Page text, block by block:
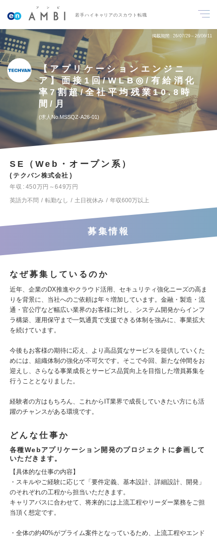
若手ハイキャリアのスカウト転職
掲載期間 26/07/29～26/08/11
【アプリケーションエンジニ
ア】面接1回/WLB◎/有給消化
率7割超/全社平均残業10.8時
間/月
求人No.MSSQZ-A26-01
SE（Web・オープン系）
テクバン株式会社
年収
450万円～649万円
英語力不問
転勤なし 土日祝休み 年収600万以上
募集情報
なぜ募集しているのか
近年、企業のDX推進やクラウド活用、セキュリティ強化ニーズの高ま
りを背景に、当社へのご依頼は年々増加しています。金融・製造・流
通・官公庁など幅広い業界のお客様に対し、システム開発からインフ
ラ構築、運用保守まで一気通貫で支援できる体制を強みに、事業拡大
を続けています。
今後もお客様の期待に応え、より高品質なサービスを提供していくた
めには、組織体制の強化が不可欠です。そこで今回、新たな仲間をお
迎えし、さらなる事業成長とサービス品質向上を目指した増員募集を
行うこととなりました。
経験者の方はもちろん、これからIT業界で成長していきたい方にも活
躍のチャンスがある環境です。
どんな仕事か
各種Webアプリケーション開発のプロジェクトに参画して
いただきます。
【具体的な仕事の内容】
・スキルやご経験に応じて「要件定義、基本設計、詳細設計、開発」
のそれぞれの工程から担当いただきます。
キャリアパスに合わせて、将来的には上流工程やリーダー業務をご担
当頂く想定です。
・全体の約40%がプライム案件となっているため、上流工程やエンド